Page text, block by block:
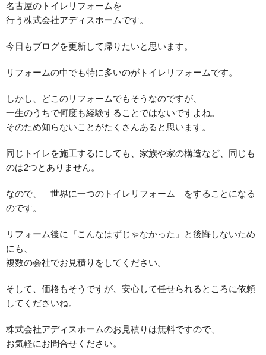
名古屋のトイレリフォームを
行う株式会社アディスホームです。
今日もブログを更新して帰りたいと思います。
リフォームの中でも特に多いのがトイレリフォームです。
しかし、どこのリフォームでもそうなのですが、
一生のうちで何度も経験することではないですよね。
そのため知らないことがたくさんあると思います。
同じトイレを施工するにしても、家族や家の構造など、同じも
のは2つとありません。
なので、 世界に一つのトイレリフォーム をすることになる
のです。
リフォーム後に『こんなはずじゃなかった』と後悔しないため
にも、
複数の会社でお見積りをしてください。
そして、価格もそうですが、安心して任せられるところに依頼
してくださいね。
株式会社アディスホームのお見積りは無料ですので、
お気軽にお問合せください。